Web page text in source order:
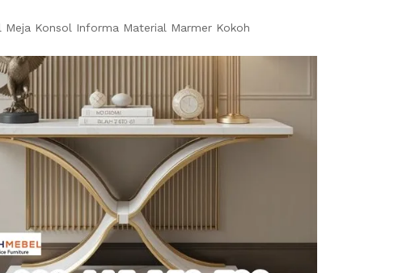
Meja Konsol Informa Material Marmer Kokoh